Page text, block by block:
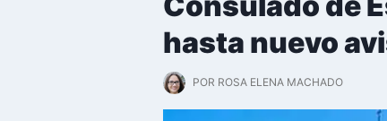
hasta nuevo
POR ROSA ELENA MACHADO